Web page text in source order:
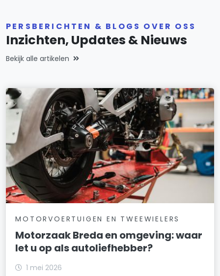
PERSBERICHTEN & BLOGS OVER OSS
Inzichten, Updates & Nieuws
Bekijk alle artikelen
MOTORVOERTUIGEN EN TWEEWIELERS
Motorzaak Breda en omgeving: waar
let u op als autoliefhebber?
1 mei 2026